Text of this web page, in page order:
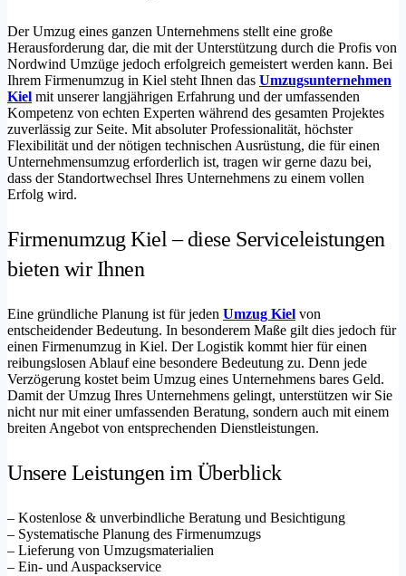
Der Umzug eines ganzen Unternehmens stellt eine große
Herausforderung dar, die mit der Unterstützung durch die Profis von
Nordwind Umzüge jedoch erfolgreich gemeistert werden kann. Bei
Ihrem Firmenumzug in Kiel steht Ihnen das Umzugsunternehmen
Kiel mit unserer langjährigen Erfahrung und der umfassenden
Kompetenz von echten Experten während des gesamten Projektes
zuverlässig zur Seite. Mit absoluter Professionalität, höchster
Flexibilität und der nötigen technischen Ausrüstung, die für einen
Unternehmensumzug erforderlich ist, tragen wir gerne dazu bei,
dass der Standortwechsel Ihres Unternehmens zu einem vollen
Erfolg wird.
Firmenumzug Kiel – diese Serviceleistungen
bieten wir Ihnen
Eine gründliche Planung ist für jeden Umzug Kiel von
entscheidender Bedeutung. In besonderem Maße gilt dies jedoch für
einen Firmenumzug in Kiel. Der Logistik kommt hier für einen
reibungslosen Ablauf eine besondere Bedeutung zu. Denn jede
Verzögerung kostet beim Umzug eines Unternehmens bares Geld.
Damit der Umzug Ihres Unternehmens gelingt, unterstützen wir Sie
nicht nur mit einer umfassenden Beratung, sondern auch mit einem
breiten Angebot von entsprechenden Dienstleistungen.
Unsere Leistungen im Überblick
– Kostenlose & unverbindliche Beratung und Besichtigung
– Systematische Planung des Firmenumzugs
– Lieferung von Umzugsmaterialien
– Ein- und Auspackservice